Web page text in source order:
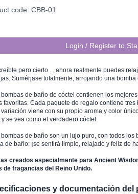
code: CBB-01
Login / Register to
pero cierto ... ahora realmente puedes
Sumérjase totalmente, arrojando una bomba
bombas de baño de cóctel contienen los
favoritas. Cada paquete de regalo contiene
viene con su propio aroma y color
y se vea como el verdadero cóctel.
bombas de baño son un lujo puro, con todos
de baño: ¡se sentirá limpio, relajado y feliz de
creados especialmente para Ancient
de fragancias del Reino Unido.
y documentación del